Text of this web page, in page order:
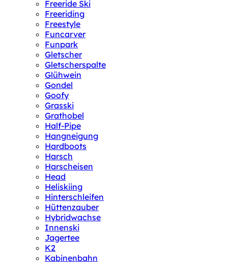
Freeride Ski
Freeriding
Freestyle
Funcarver
Funpark
Gletscher
Gletscherspalte
Glühwein
Gondel
Goofy
Grasski
Grathobel
Half-Pipe
Hangneigung
Hardboots
Harsch
Harscheisen
Head
Heliskiing
Hinterschleifen
Hüttenzauber
Hybridwachse
Innenski
Jagertee
K2
Kabinenbahn